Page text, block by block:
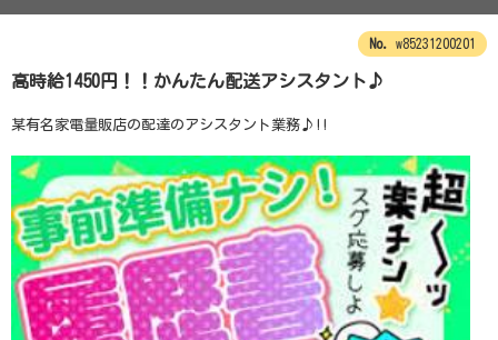
w85231200201
高時給1450円！！かんたん配送アシスタント♪
某有名家電量販店の配達のアシスタント業務♪!!